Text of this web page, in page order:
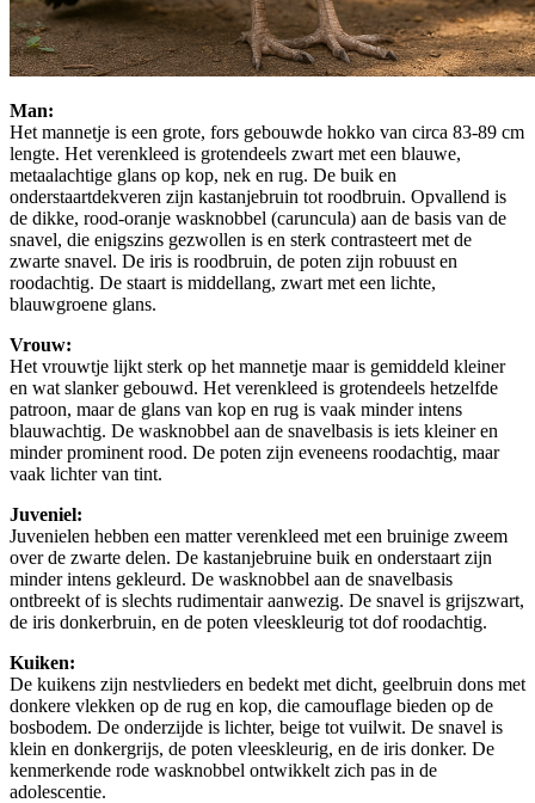
Man:
Het mannetje is een grote, fors gebouwde hokko van circa 83-89 cm
lengte. Het verenkleed is grotendeels zwart met een blauwe,
metaalachtige glans op kop, nek en rug. De buik en
onderstaartdekveren zijn kastanjebruin tot roodbruin. Opvallend is
de dikke, rood-oranje wasknobbel (caruncula) aan de basis van de
snavel, die enigszins gezwollen is en sterk contrasteert met de
zwarte snavel. De iris is roodbruin, de poten zijn robuust en
roodachtig. De staart is middellang, zwart met een lichte,
blauwgroene glans.
Vrouw:
Het vrouwtje lijkt sterk op het mannetje maar is gemiddeld kleiner
en wat slanker gebouwd. Het verenkleed is grotendeels hetzelfde
patroon, maar de glans van kop en rug is vaak minder intens
blauwachtig. De wasknobbel aan de snavelbasis is iets kleiner en
minder prominent rood. De poten zijn eveneens roodachtig, maar
vaak lichter van tint.
Juveniel:
Juvenielen hebben een matter verenkleed met een bruinige zweem
over de zwarte delen. De kastanjebruine buik en onderstaart zijn
minder intens gekleurd. De wasknobbel aan de snavelbasis
ontbreekt of is slechts rudimentair aanwezig. De snavel is grijszwart,
de iris donkerbruin, en de poten vleeskleurig tot dof roodachtig.
Kuiken:
De kuikens zijn nestvlieders en bedekt met dicht, geelbruin dons met
donkere vlekken op de rug en kop, die camouflage bieden op de
bosbodem. De onderzijde is lichter, beige tot vuilwit. De snavel is
klein en donkergrijs, de poten vleeskleurig, en de iris donker. De
kenmerkende rode wasknobbel ontwikkelt zich pas in de
adolescentie.